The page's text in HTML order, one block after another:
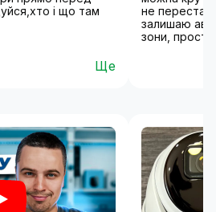
і що там
Ще
не
залишаю
зони,